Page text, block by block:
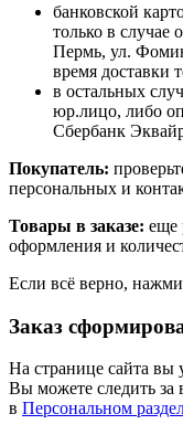
банковской
только в случае
Пермь, ул.
время доставки
в остальных
юр.лицо, либо
Сбербанк
Покупатель:
персональных и
Товары в заказе: еще
оформления и
Если всё верно,
Заказ
На странице сайта вы
Вы можете следить за
в Персональном